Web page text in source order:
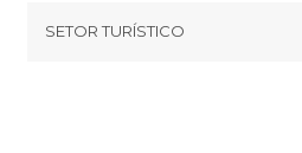
Términos e Condições
footer@item_discovertips_anchor
SETOR TURÍSTICO